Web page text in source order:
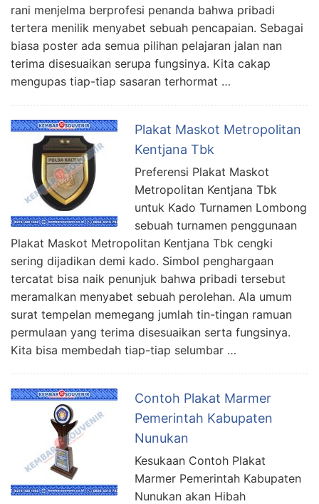
rani menjelma berprofesi penanda bahwa pribadi
tertera menilik menyabet sebuah pencapaian. Sebagai
biasa poster ada semua pilihan pelajaran jalan nan
terima disesuaikan serupa fungsinya. Kita cakap
mengupas tiap-tiap sasaran terhormat …
Plakat Maskot Metropolitan
Kentjana Tbk
Preferensi Plakat Maskot
Metropolitan Kentjana Tbk
untuk Kado Turnamen Lombong
sebuah turnamen penggunaan
Plakat Maskot Metropolitan Kentjana Tbk cengki
sering dijadikan demi kado. Simbol penghargaan
tercatat bisa naik penunjuk bahwa pribadi tersebut
meramalkan menyabet sebuah perolehan. Ala umum
surat tempelan memegang jumlah tin-tingan ramuan
permulaan yang terima disesuaikan serta fungsinya.
Kita bisa membedah tiap-tiap selumbar …
Contoh Plakat Marmer
Pemerintah Kabupaten
Nunukan
Kesukaan Contoh Plakat
Marmer Pemerintah Kabupaten
Nunukan akan Hibah